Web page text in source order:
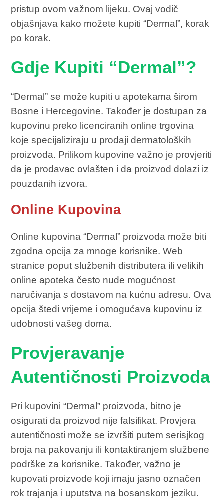
pristup ovom važnom lijeku. Ovaj vodič
objašnjava kako možete kupiti “Dermal”, korak
po korak.
Gdje Kupiti “Dermal”?
“Dermal” se može kupiti u apotekama širom
Bosne i Hercegovine. Također je dostupan za
kupovinu preko licenciranih online trgovina
koje specijaliziraju u prodaji dermatoloških
proizvoda. Prilikom kupovine važno je provjeriti
da je prodavac ovlašten i da proizvod dolazi iz
pouzdanih izvora.
Online Kupovina
Online kupovina “Dermal” proizvoda može biti
zgodna opcija za mnoge korisnike. Web
stranice poput službenih distributera ili velikih
online apoteka često nude mogućnost
naručivanja s dostavom na kućnu adresu. Ova
opcija štedi vrijeme i omogućava kupovinu iz
udobnosti vašeg doma.
Provjeravanje
Autentičnosti Proizvoda
Pri kupovini “Dermal” proizvoda, bitno je
osigurati da proizvod nije falsifikat. Provjera
autentičnosti može se izvršiti putem serisjkog
broja na pakovanju ili kontaktiranjem službene
podrške za korisnike. Također, važno je
kupovati proizvode koji imaju jasno označen
rok trajanja i uputstva na bosanskom jeziku.